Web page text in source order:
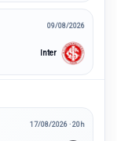
09/08/2026
Inter
17/08/2026 · 20h